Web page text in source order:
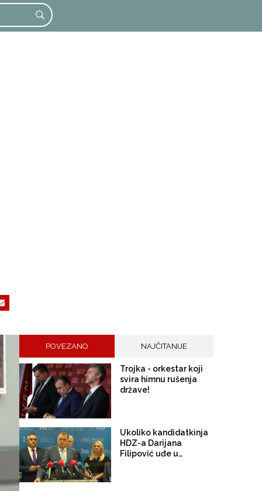
POVEZANO NAJČITANIJE
Trojka - orkestar koji
svira himnu rušenja
države!
Ukoliko kandidatkinja
HDZ-a Darijana
Filipović uđe u